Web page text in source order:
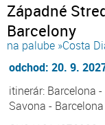
Západné
Barcelony
na palube »Costa
odchod: 20. 9.
itinerár: Barcelona
Savona - Barcelona